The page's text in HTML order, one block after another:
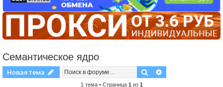
Семантическое ядро
Новая тема Поиск
1 тема • Страница 1 из 1